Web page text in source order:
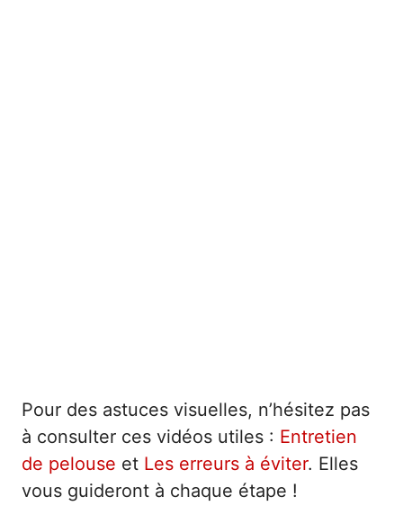
Pour des astuces visuelles, n’hésitez pas
à consulter ces vidéos utiles : Entretien
de pelouse et Les erreurs à éviter. Elles
vous guideront à chaque étape !